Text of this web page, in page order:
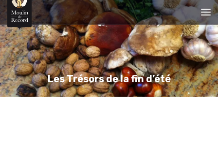
Les Trésors de la fin d’été